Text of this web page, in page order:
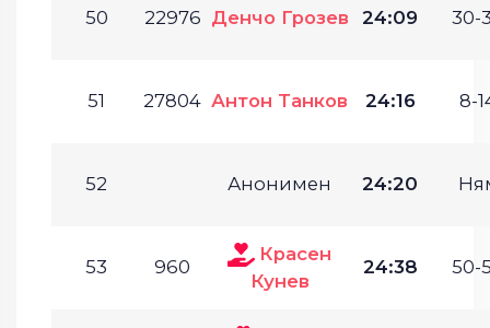
50 22976 Денчо Грозев 24:09 30-
51 27804 Антон Танков 24:16 8-
52 Анонимен 24:20
53 960
Красен
Кунев
24:38 50-